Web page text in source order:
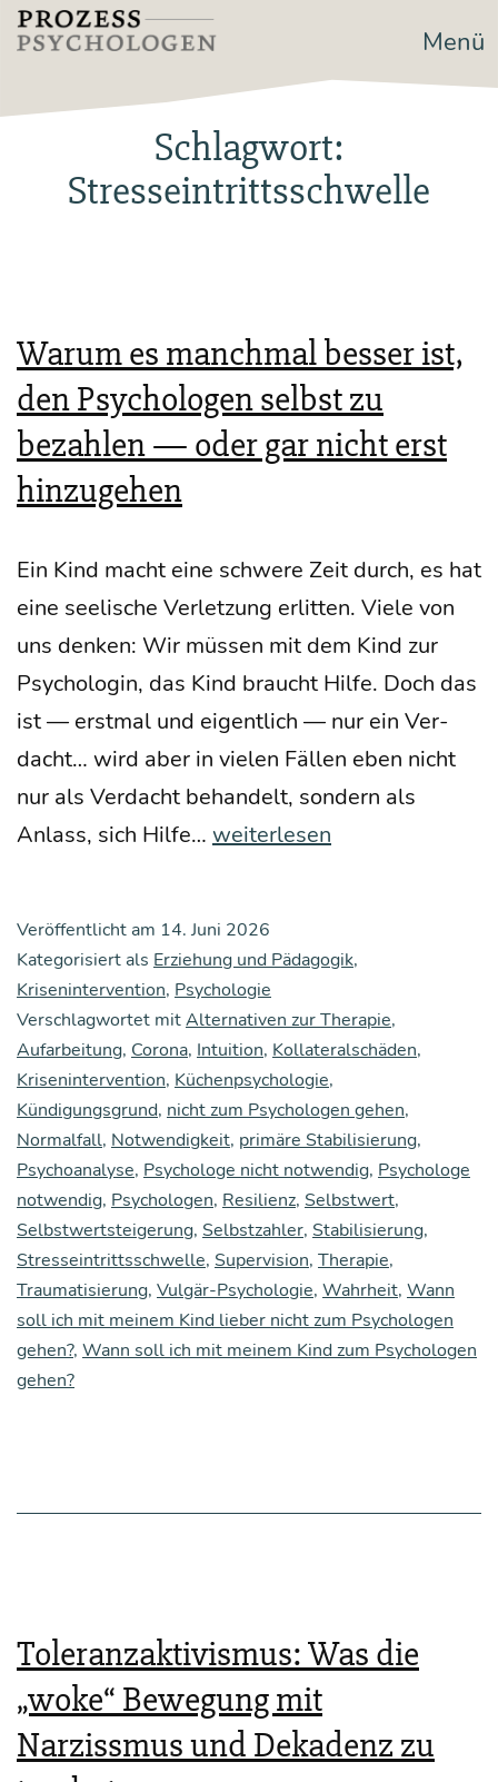
Zum
Inhalt
Prozesspsychologen Menü
Schlagwort:
Stresseintrittsschwelle
Warum es manchmal besser ist,
den Psychologen selbst zu
bezahlen — oder gar nicht erst
hinzugehen
Ein Kind macht eine schwe­re Zeit durch, es hat
eine see­li­sche Ver­let­zung erlit­ten. Vie­le von
uns den­ken: Wir müs­sen mit dem Kind zur
Psy­cho­lo­gin, das Kind braucht Hil­fe. Doch das
ist — erst­mal und eigent­lich — nur ein Ver­
dacht… wird aber in vie­len Fäl­len eben nicht
nur als Ver­dacht behan­delt, son­dern als
Anlass, sich Hil­fe… War­
manch­
mal
bes­
ser
ist,
den
Psy­
cho­
lo­
gen
selbst
zu
oder
hin­
zu­
ge­
weiterlesen
Veröffentlicht am 14. Juni 2026
Kategorisiert als Erziehung und Pädagogik,
Krisenintervention, Psychologie
Verschlagwortet mitAlternativen zur Therapie,
Aufarbeitung, Corona, Intuition, Kollateralschäden,
Krisenintervention, Küchenpsychologie,
Kündigungsgrund, nicht zum Psychologen gehen,
Normalfall, Notwendigkeit, primäre Stabilisierung,
Psychoanalyse, Psychologe nicht notwendig, Psychologe
notwendig, Psychologen, Resilienz, Selbstwert,
Selbstwertsteigerung, Selbstzahler, Stabilisierung,
Stresseintrittsschwelle, Supervision, Therapie,
Traumatisierung, Vulgär-Psychologie, Wahrheit, Wann
soll ich mit meinem Kind lieber nicht zum Psychologen
gehen?, Wann soll ich mit meinem Kind zum Psychologen
gehen?
Toleranzaktivismus: Was die
„woke“ Bewegung mit
Narzissmus und Dekadenz zu